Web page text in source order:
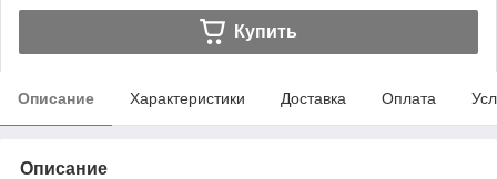
Купить
Описание Характеристики Доставка Оплата
Описание